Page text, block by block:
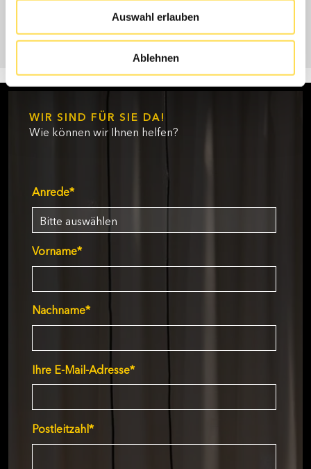
Auswahl erlauben
Ablehnen
WIR SIND FÜR SIE DA!
Wie können wir Ihnen helfen?
Anrede*
Vorname*
Nachname*
Ihre E-Mail-Adresse*
Postleitzahl *